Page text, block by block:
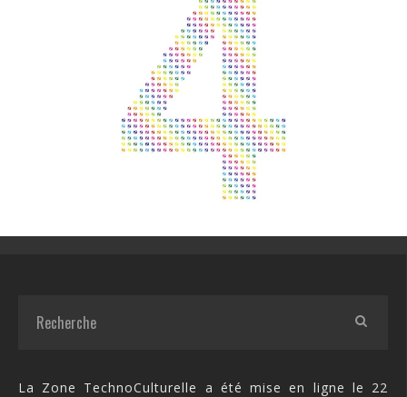
La Zone TechnoCulturelle a été mise en ligne le 22